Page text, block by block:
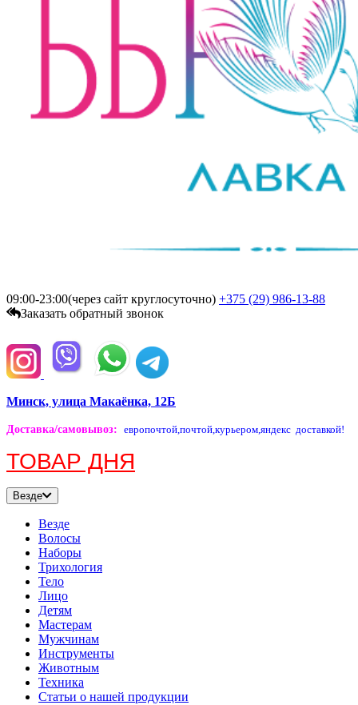
09:00-23:00(через сайт круглосуточно) +375 (29) 986-13-88
Заказать обратный звонок
Минск, улица Макаёнка, 12Б
Доставка/самовывоз: европочтой,почтой,курьером,яндекс доставкой!
ТОВАР ДНЯ
Везде
Везде
Волосы
Наборы
Трихология
Тело
Лицо
Детям
Мастерам
Мужчинам
Инструменты
Животным
Техника
Статьи о нашей продукции